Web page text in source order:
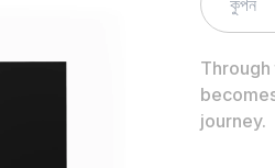
Through
journey.